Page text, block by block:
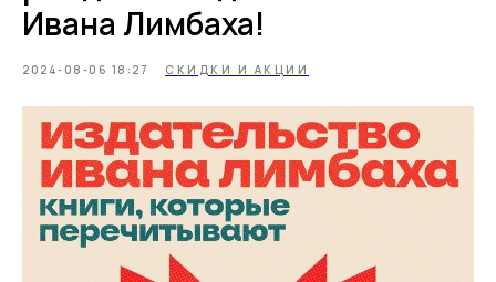
Ивана Лимбаха!
2024-08-06 18:27 СКИДКИ И АКЦИИ